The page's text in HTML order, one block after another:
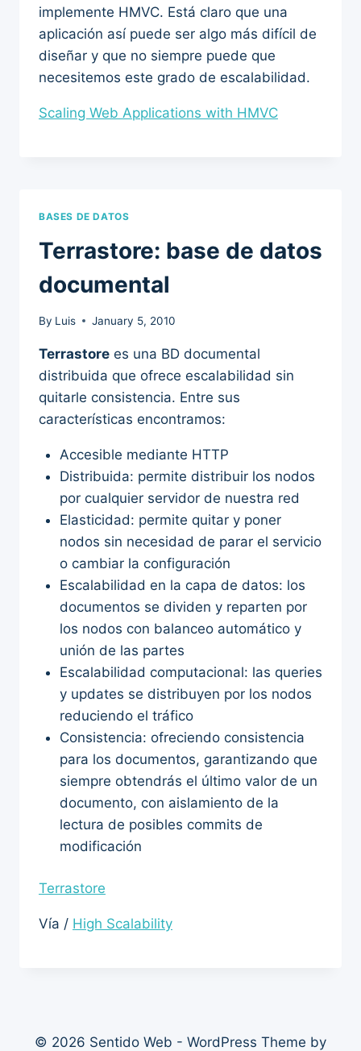
implemente HMVC. Está claro que una
aplicación así puede ser algo más difícil de
diseñar y que no siempre puede que
necesitemos este grado de escalabilidad.
Scaling Web Applications with HMVC
BASES DE DATOS
Terrastore: base de datos
documental
By Luis January 5, 2010
Terrastore es una BD documental
distribuida que ofrece escalabilidad sin
quitarle consistencia. Entre sus
características encontramos:
Accesible mediante HTTP
Distribuida: permite distribuir los nodos
por cualquier servidor de nuestra red
Elasticidad: permite quitar y poner
nodos sin necesidad de parar el servicio
o cambiar la configuración
Escalabilidad en la capa de datos: los
documentos se dividen y reparten por
los nodos con balanceo automático y
unión de las partes
Escalabilidad computacional: las queries
y updates se distribuyen por los nodos
reduciendo el tráfico
Consistencia: ofreciendo consistencia
para los documentos, garantizando que
siempre obtendrás el último valor de un
documento, con aislamiento de la
lectura de posibles commits de
modificación
Terrastore
Vía / High Scalability
© 2026 Sentido Web - WordPress Theme by